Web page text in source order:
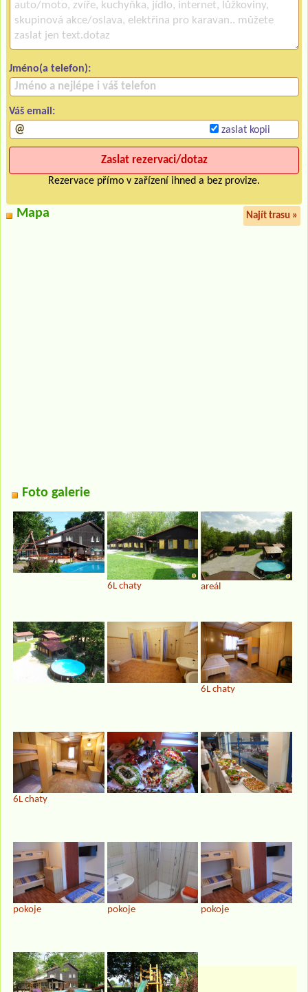
Jméno(a telefon):
Váš email:
zaslat kopii
Rezervace přímo v zařízení ihned a bez provize.
Mapa Najít trasu »
Foto galerie
6L chaty areál
6L chaty
6L chaty
pokoje pokoje pokoje